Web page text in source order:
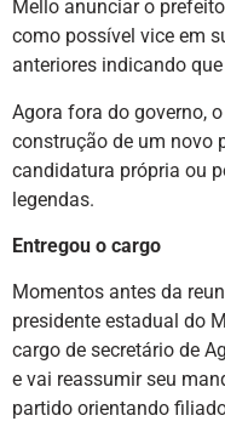
Mello anunciar o
como possível vice em
anteriores indicando
Agora fora do governo,
construção de um novo
candidatura própria ou
legendas.
Entregou o cargo
Momentos antes da
presidente estadual do
cargo de secretário de
e vai reassumir seu
partido orientando